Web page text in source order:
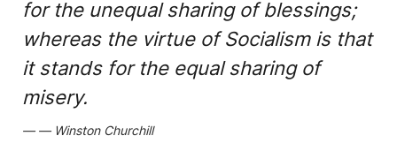
for the unequal sharing of blessings;
whereas the virtue of Socialism is that
it stands for the equal sharing of
misery.
Winston Churchill